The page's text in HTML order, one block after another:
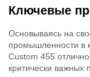
Ключевые
Основываясь на
промышленности в
Custom 455
критически важных